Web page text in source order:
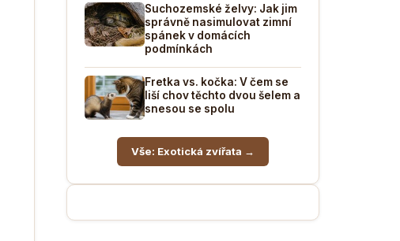
Suchozemské želvy: Jak jim
správně nasimulovat zimní
spánek v domácích
podmínkách
Fretka vs. kočka: V čem se
liší chov těchto dvou šelem a
snesou se spolu
Vše: Exotická zvířata →